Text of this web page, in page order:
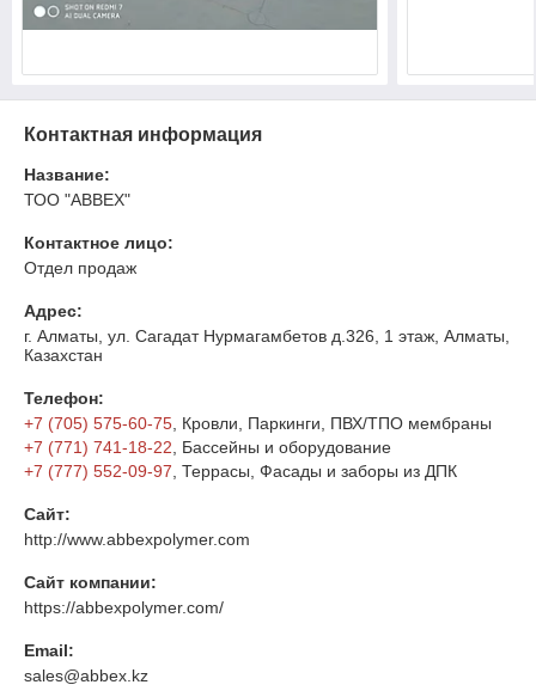
Контактная информация
Название:
ТОО "ABBEX"
Контактное лицо:
Отдел продаж
Адрес:
г. Алматы, ул. Сагадат Нурмагамбетов д.326, 1 этаж, Алматы,
Казахстан
Телефон:
+7 (705) 575-60-75 , Кровли, Паркинги, ПВХ/ТПО мембраны
+7 (771) 741-18-22 , Бассейны и оборудование
+7 (777) 552-09-97 , Террасы, Фасады и заборы из ДПК
Сайт:
http://www.abbexpolymer.com
Сайт компании:
https://abbexpolymer.com/
Email:
sales@abbex.kz